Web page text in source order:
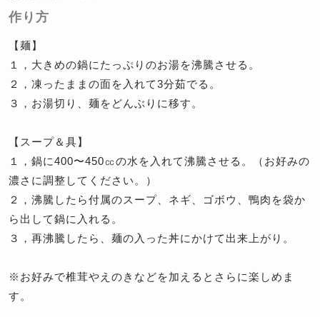
作り方
【麺】
１，大きめの鍋にたっぷりのお湯を沸騰させる。
２，凍ったままの面を入れて3分茹でる。
３，お湯切り、麺をどんぶりに移す。
【スープ＆具】
１，鍋に400〜450㏄の水を入れて沸騰させる。（お好みの
濃さに調整してください。）
２，沸騰したら付属のスープ、ネギ、ゴボウ、鴨肉を袋か
ら出して鍋に入れる。
３，再沸騰したら、麺の入った丼にかけて出来上がり。
※お好みで椎茸やえのきなどを加えるとさらに楽しめま
す。